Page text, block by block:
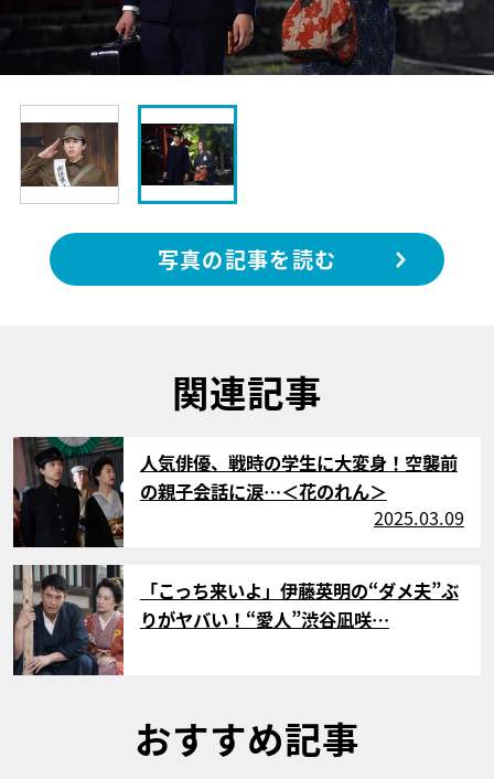
写真の記事を読む
関連記事
サムネイル
人気俳優、戦時の学生に大変身！空襲前
の親子会話に涙…＜花のれん＞
2025.03.09
サムネイル
「こっち来いよ」伊藤英明の“ダメ夫”ぶ
りがヤバい！“愛人”渋谷凪咲…
おすすめ記事